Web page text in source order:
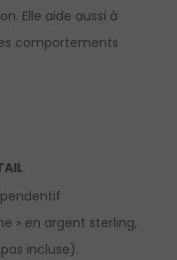
Elle aide aussi à
comportements
» en argent sterling,
incluse).